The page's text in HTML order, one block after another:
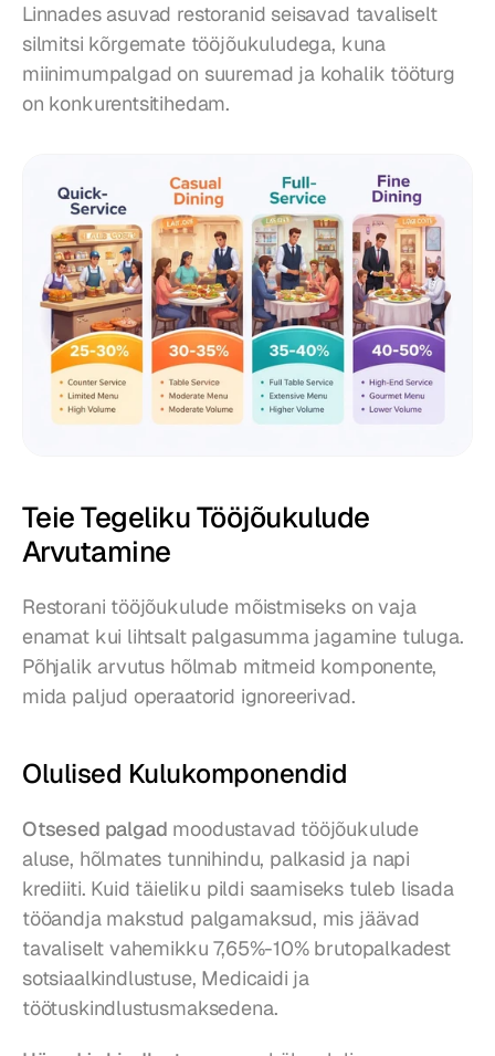
Linnades asuvad restoranid seisavad tavaliselt
silmitsi kõrgemate tööjõukuludega, kuna
miinimumpalgad on suuremad ja kohalik tööturg
on konkurentsitihedam.
Teie Tegeliku Tööjõukulude
Arvutamine
Restorani tööjõukulude mõistmiseks on vaja
enamat kui lihtsalt palgasumma jagamine tuluga.
Põhjalik arvutus hõlmab mitmeid komponente,
mida paljud operaatorid ignoreerivad.
Olulised Kulukomponendid
Otsesed palgad moodustavad tööjõukulude
aluse, hõlmates tunnihindu, palkasid ja napi
krediiti. Kuid täieliku pildi saamiseks tuleb lisada
tööandja makstud palgamaksud, mis jäävad
tavaliselt vahemikku 7,65%-10% brutopalkadest
sotsiaalkindlustuse, Medicaidi ja
töötuskindlustusmaksedena.